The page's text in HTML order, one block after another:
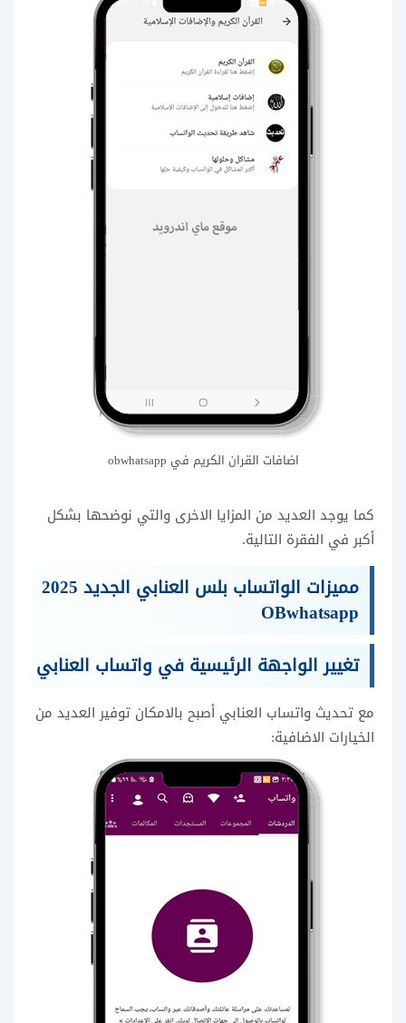
اضافات القران الكريم في obwhatsapp
كما يوجد العديد من المزايا الاخرى والتي نوضحها بشكل
أكبر في الفقرة التالية.
مميزات الواتساب بلس العنابي الجديد 2025
OBwhatsapp
تغيير الواجهة الرئيسية في واتساب العنابي
مع تحديث واتساب العنابي أصبح بالامكان توفير العديد من
الخيارات الاضافية: